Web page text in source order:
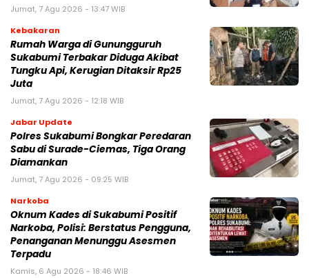
Jumat, 7 Agu 2026 - 13:47 WIB
Kebakaran
‎Rumah Warga di Gunungguruh
Sukabumi Terbakar Diduga Akibat
Tungku Api, Kerugian Ditaksir Rp25
Juta
Jumat, 7 Agu 2026 - 12:18 WIB
Jabar Update
Polres Sukabumi Bongkar Peredaran
Sabu di Surade-Ciemas, Tiga Orang
Diamankan
Jumat, 7 Agu 2026 - 09:25 WIB
Narkoba
Oknum Kades di Sukabumi Positif
Narkoba, Polisi: Berstatus Pengguna,
Penanganan Menunggu Asesmen
Terpadu
Kamis, 6 Agu 2026 - 18:46 WIB